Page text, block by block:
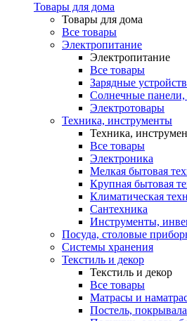
Товары для дома
Товары для дома
Все товары
Электропитание
Электропитание
Все товары
Зарядные
Солнечные
Электротовары
Техника, инструменты
Техника,
Все товары
Электроника
Мелкая бытовая
Крупная бытовая
Климатическая
Сантехника
Инструменты,
Посуда, столовые
Системы хранения
Текстиль и декор
Текстиль и декор
Все товары
Матрасы и
Постель, покрывала